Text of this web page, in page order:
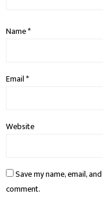
Name*
Email*
Website
Save my name, email,
comment.